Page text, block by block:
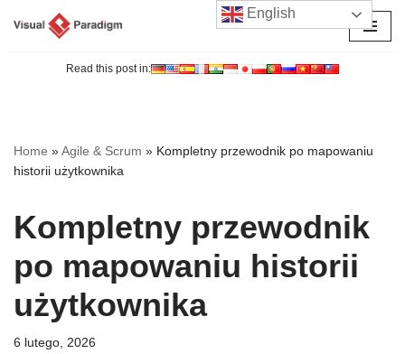
Read this post in:
Home »Agile & Scrum » Kompletny przewodnik po mapowaniu
historii użytkownika
Kompletny przewodnik
po mapowaniu historii
użytkownika
6 lutego, 2026
English